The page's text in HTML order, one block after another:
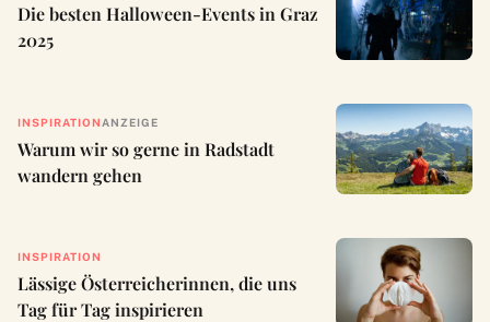
Die besten Halloween-Events in Graz
2025
INSPIRATION ANZEIGE
Warum wir so gerne in Radstadt
wandern gehen
INSPIRATION
Lässige Österreicherinnen, die uns
Tag für Tag inspirieren